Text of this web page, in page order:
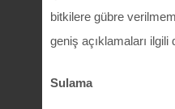
bitkilere gübre
geniş açıklamaları
Sulama